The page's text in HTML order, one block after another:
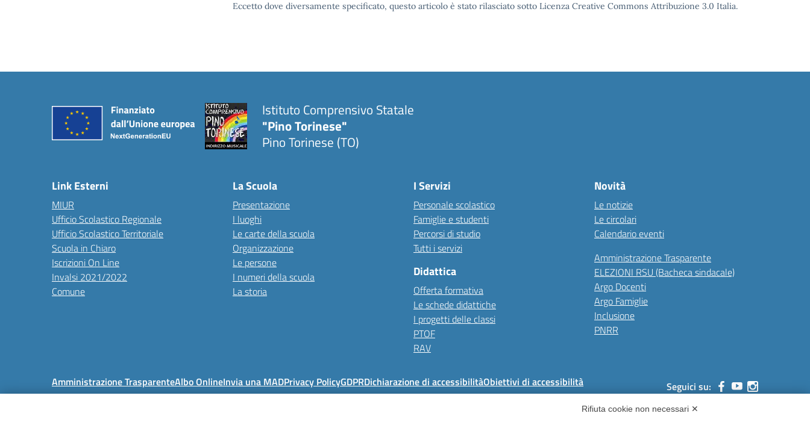
Eccetto dove diversamente specificato, questo articolo è stato rilasciato sotto Licenza Creative Commons Attribuzione 3.0 Italia.
Istituto Comprensivo Statale
"Pino Torinese"
Pino Torinese (TO)
Link Esterni
MIUR
Ufficio Scolastico Regionale
Ufficio Scolastico Territoriale
Scuola in Chiaro
Iscrizioni On Line
Invalsi 2021/2022
Comune
La Scuola
Presentazione
I luoghi
Le carte della scuola
Organizzazione
Le persone
I numeri della scuola
La storia
I Servizi
Personale scolastico
Famiglie e studenti
Percorsi di studio
Tutti i servizi
Didattica
Offerta formativa
Le schede didattiche
I progetti delle classi
PTOF
RAV
Novità
Le notizie
Le circolari
Calendario eventi
Amministrazione Trasparente
ELEZIONI RSU (Bacheca sindacale)
Argo Docenti
Argo Famiglie
Inclusione
PNRR
Amministrazione TrasparenteAlbo OnlineInvia una MADPrivacy PolicyGDPRDichiarazione di accessibilitàObiettivi di accessibilità Seguici su:
Rifiuta cookie non necessari ✕